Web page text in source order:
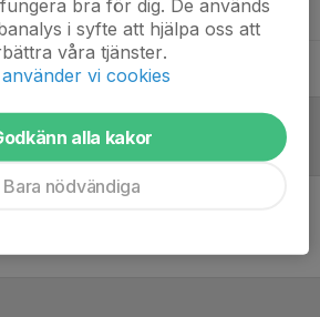
Huvudledare F2012/13
F2012/13
bra för dig. De används
i syfte att hjälpa oss att
våra tjänster.
vi cookies
alla kakor
Bara nödvändiga